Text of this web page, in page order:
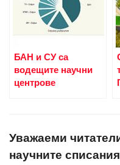
БАН и СУ са
водещите научни
центрове
Уважаеми
научните